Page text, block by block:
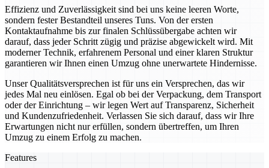
Effizienz und Zuverlässigkeit sind bei uns keine leeren Worte,
sondern fester Bestandteil unseres Tuns. Von der ersten
Kontaktaufnahme bis zur finalen Schlüssübergabe achten wir
darauf, dass jeder Schritt zügig und präzise abgewickelt wird. Mit
moderner Technik, erfahrenem Personal und einer klaren Struktur
garantieren wir Ihnen einen Umzug ohne unerwartete Hindernisse.
Unser Qualitätsversprechen ist für uns ein Versprechen, das wir
jedes Mal neu einlösen. Egal ob bei der Verpackung, dem Transport
oder der Einrichtung – wir legen Wert auf Transparenz, Sicherheit
und Kundenzufriedenheit. Verlassen Sie sich darauf, dass wir Ihre
Erwartungen nicht nur erfüllen, sondern übertreffen, um Ihren
Umzug zu einem Erfolg zu machen.
Features